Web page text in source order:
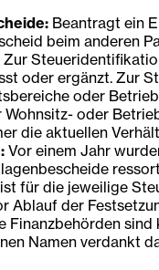
Beantragt ein
beim anderen
Zur
oder ergänzt. Zur
oder
oder
die aktuellen
Vor einem Jahr
für die jeweilige
Ablauf der
Finanzbehörden sind
Namen verdankt